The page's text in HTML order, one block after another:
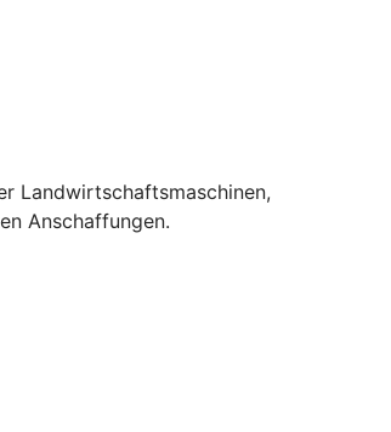
Landwirtschaftsmaschinen,
Anschaffungen.